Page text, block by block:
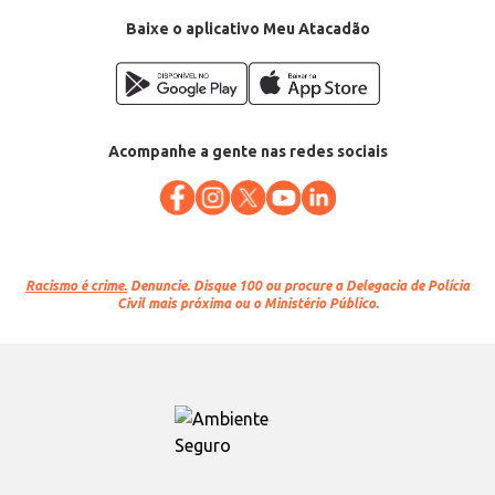
Baixe o aplicativo Meu Atacadão
Acompanhe a gente nas redes sociais
Racismo é crime. Denuncie. Disque 100 ou procure a Delegacia de Polícia
Civil mais próxima ou o Ministério Público.